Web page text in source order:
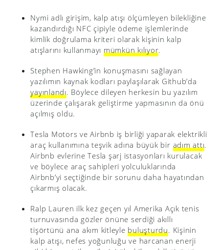
Nymi adlı girişim, kalp atışı ölçümleyen bilekliğine
kazandırdığı NFC çipiyle ödeme işlemlerinde
kimlik doğrulama kriteri olarak kişinin kalp
atışlarını kullanmayı mümkün kılıyor.
Stephen Hawking’in konuşmasını sağlayan
yazılımın kaynak kodları paylaşılarak Github’da
yayınlandı. Böylece dileyen herkesin bu yazılım
üzerinde çalışarak geliştirme yapmasının da önü
açılmış oldu.
Tesla Motors ve Airbnb iş birliği yaparak elektrikli
araç kullanımına teşvik adına büyük bir adım attı.
Airbnb evlerine Tesla şarj istasyonları kurulacak
ve böylece araç sahipleri yolculuklarında
Airbnb’yi seçtiğinde bir sorunu daha hayatından
çıkarmış olacak.
Ralp Lauren ilk kez geçen yıl Amerika Açık tenis
turnuvasında gözler önüne serdiği akıllı
tişörtünü ana akım kitleyle buluşturdu. Kişinin
kalp atışı, nefes yoğunluğu ve harcanan enerji